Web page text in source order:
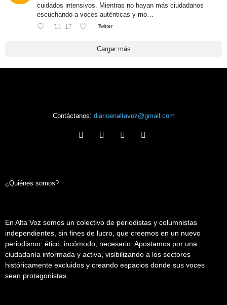
cuidados intensivos. Mientras no hayan más ciudadanos
escuchando a voces auténticas y mo…
17 Twitter
Cargar más
Contáctanos: diarioenaltavoz@gmail.com
¿Quiénes somos?
En Alta Voz somos un colectivo de periodistas y columnistas
independientes, sin fines de lucro, que creemos en un nuevo
periodismo: ético, incómodo, necesario. Apostamos por una
ciudadanía informada y activa, visibilizando a los sectores
históricamente excluidos y creando espacios donde sus voces
sean protagonistas.